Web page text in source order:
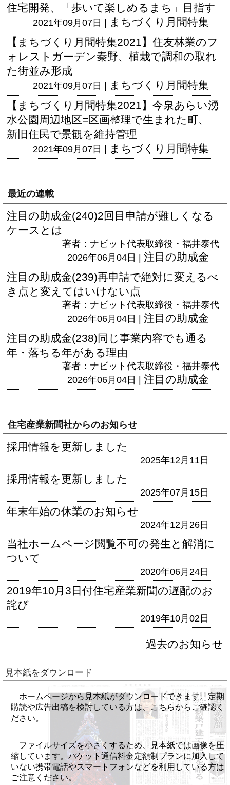
住宅開発、「歩いて楽しめるまち」目指す
2021年09月07日 | まちづくり月間特集
【まちづくり月間特集2021】住友林業のフ
ォレストガーデン秦野、植栽で調和の取れ
た街並み形成
2021年09月07日 | まちづくり月間特集
【まちづくり月間特集2021】今泉あらい湧
水公園周辺地区=区画整理で生まれた町、
新旧住民で景観を維持管理
2021年09月07日 | まちづくり月間特集
最近の連載
注目の助成金(240)2回目申請が難しくなる
ケースとは
著者：ナビット代表取締役・福井泰代
2026年06月04日 | 注目の助成金
注目の助成金(239)再申請で絶対に変えるべ
き点と変えてはいけない点
著者：ナビット代表取締役・福井泰代
2026年06月04日 | 注目の助成金
注目の助成金(238)同じ事業内容でも通る
年・落ちる年がある理由
著者：ナビット代表取締役・福井泰代
2026年06月04日 | 注目の助成金
住宅産業新聞社からのお知らせ
採用情報を更新しました
2025年12月11日
採用情報を更新しました
2025年07月15日
年末年始の休業のお知らせ
2024年12月26日
当社ホームページ閲覧不可の発生と解消に
ついて
2020年06月24日
2019年10月3日付住宅産業新聞の遅配のお
詫び
2019年10月02日
過去のお知らせ
見本紙をダウンロード
ホームページから見本紙がダウンロードできます。定期
購読や広告出稿を検討している方は、こちらからご確認く
ださい。
ファイルサイズを小さくするため、見本紙では画像を圧
縮しています。パケット通信料金定額制プランに加入して
いない携帯電話やスマートフォンなどを利用している方は
ご注意ください。